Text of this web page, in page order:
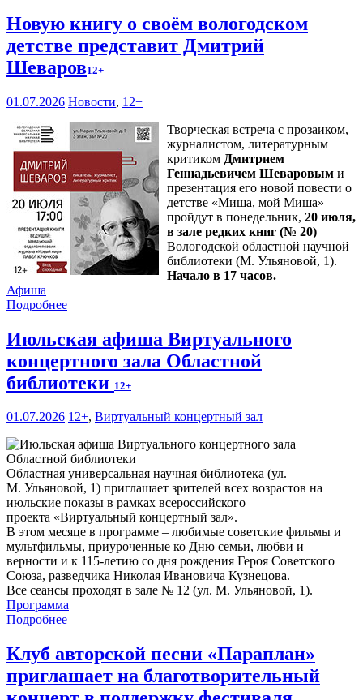
Новую книгу о своём вологодском
детстве представит Дмитрий
Шеваров12+
01.07.2026 Новости, 12+
Творческая встреча с прозаиком,
журналистом, литературным
критиком Дмитрием
Геннадьевичем Шеваровым и
презентация его новой повести о
детстве «Миша, мой Миша»
пройдут в понедельник, 20 июля,
в зале редких книг (№ 20)
Вологодской областной научной
библиотеки (М. Ульяновой, 1).
Начало в 17 часов.
Афиша
Подробнее
Июльская афиша Виртуального
концертного зала Областной
библиотеки 12+
01.07.2026 12+, Виртуальный концертный зал
Областная универсальная научная библиотека (ул.
М. Ульяновой, 1) приглашает зрителей всех возрастов на
июльские показы в рамках всероссийского
проекта «Виртуальный концертный зал».
В этом месяце в программе – любимые советские фильмы и
мультфильмы, приуроченные ко Дню семьи, любви и
верности и к 115-летию со дня рождения Героя Советского
Союза, разведчика Николая Ивановича Кузнецова.
Все сеансы проходят в зале № 12 (ул. М. Ульяновой, 1).
Программа
Подробнее
Клуб авторской песни «Параплан»
приглашает на благотворительный